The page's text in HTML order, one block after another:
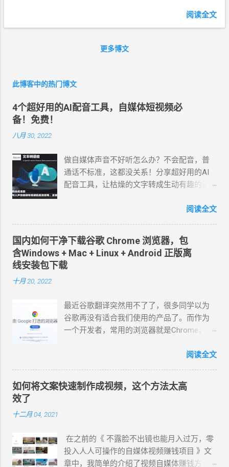
用的免费配音软件，声音接近真人。 4个超
本转语音 工具，140 种语言和变体的 400 种
情感匹配的流畅、发音逼真自然的AI语音生
个，女配音员：晓萱、晓辰、晓涵、晓墨、
近新增方言版的 云希(男，西南，云贵川桂
)、 云翔 (男，吉鲁) 、 云登 (男，河南) 、晓
北 (女，东北) 、 晓妮 (女，陕西)。 曉臻
话)、 雲哲 ( 男 ，台湾普通话) 、 曉曼 (女，
所听到最多的就是 云希 的声音。 Azure链
接： https://azure.microsoft.com/zh-
cn/services/cognitive-services/text-to-
存储你的数据，也无法导出音频文件。可以
使用录屏或录音软件，录制已生成的音频。
2、Clipchamp Clipchamp是微软旗下公司，
所有人都能轻松在浏览器中编辑视频，让任
何人都能讲述值得分享的故事。 免费版的可
以无限无水印导出，高达1080p (HD) 的导出
分辨率，免费的音频、图像和视频素材、滤
注册登录方可使用(直接用微软账号)，免费使
用文字转语音工具！可导出视频和音频文
阅读全文
更多博文
此博客中的热门博文
4个超好用的AI配音工具，自媒体短视频必
备！免费！
八月 30, 2022
做自媒体声音不好听怎么办？不会配音，普
通话不标准，这都没关系！分享超好用的AI
配音工具，让枯燥的文字转成生动有趣的语
食解说、体育解说、旅游解说、知识科普、
用的免费配音软件，声音接近真人。 4个超好
用的AI配音工具，自媒体短视频必备！ 1、
Microsoft Azure Azure是微软旗下的一款 文
本转语音 工具，140 种语言和变体的 400 种
情感匹配的流畅、发音逼真自然的AI语音生
成器。 截至目前为止，中文配音员一共32
个，女配音员：晓萱、晓辰、晓涵、晓墨、
梦、晓伊、晓甄；男配音员： 云杨、云希、
云野 、云枫、云皓、云健、云夏、云泽。 最
近新增方言版的 云希(男，西南，云贵川桂
)、 云翔 (男，吉鲁) 、 云登 (男，河南) 、晓
语)、 曉佳 (女，粤语)、 雲龍 (男 ，粤语 ) 。
在西瓜、抖音、快手等视频平台里，我们所
阅读全文
国内如何干净下载谷歌 Chrome 浏览器，包
含Windows + Mac + Linux + Android 正版离
线安装包下载
十月 20, 2022
最近谷歌翻译突然用不了了，很多同学以为
谷歌再没有适合我们使用的产品了。而作为
一个开发者，常用的浏览器就是Chrome，简
选。 其实直接访问谷歌中国官网下载安装就
都一样）： https://www.google.cn/chrome/
https://www.google.cn/chrome/ index.html
“ChromeSetup.exe”是一个在线安装包，如下
图，1.36MB。 它在安装时，必须网络环境保
阅读全文
如何将文案快速制作成视频，这个方法太高
效了
十二月 04, 2021
在之前的《 不露脸不出镜也能月入过万，零
投入人人可操作的自媒体视频赚钱项目 》文
章中，我简单的介绍了视频自媒体赚钱方